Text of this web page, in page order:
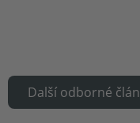
Další odborné